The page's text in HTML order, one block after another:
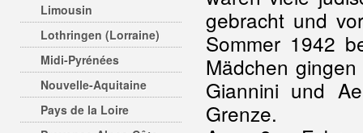
Limousin
Lothringen (Lorraine)
Midi-Pyrénées
Nouvelle-Aquitaine
Pays de la Loire
gebracht und
Sommer 1942
Mädchen
Giannini und
Grenze.